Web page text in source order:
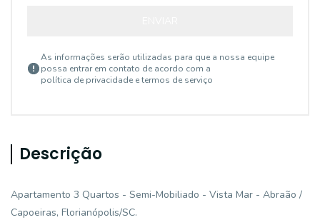
As informações serão utilizadas para que a nossa equipe
possa entrar em contato de acordo com a
política de privacidade e termos de serviço
Descrição
Apartamento 3 Quartos - Semi-Mobiliado - Vista Mar - Abraão /
Capoeiras, Florianópolis/SC.